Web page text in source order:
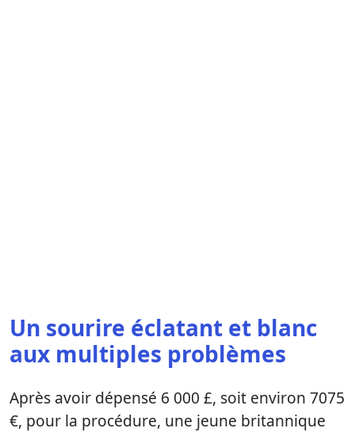
Un sourire éclatant et blanc
aux multiples problèmes
Après avoir dépensé 6 000 £, soit environ 7075
€, pour la procédure, une jeune britannique